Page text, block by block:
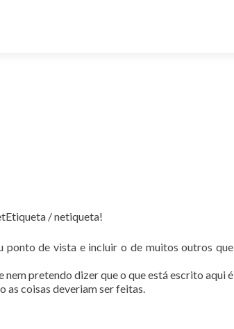
/ netiqueta!
ponto de vista e incluir o de muitos outros que
pretendo dizer que o que está escrito aqui é
as coisas deveriam ser feitas.